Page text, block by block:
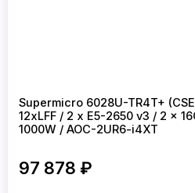
Supermicro 6028U-TR4T+
12xLFF / 2 x E5-2650 v3 / 2 x
1000W / AOC-2UR6-i4XT
97 878 ₽